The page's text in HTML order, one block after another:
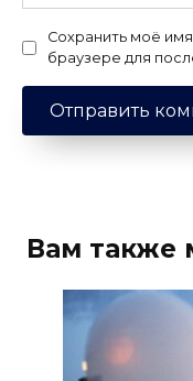
Сохранить моё
браузере для
Вам также